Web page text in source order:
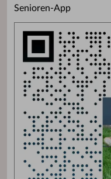
Senioren-App